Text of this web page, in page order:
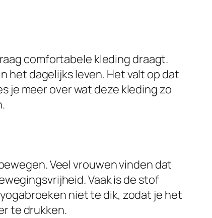
comfortabele kleding draagt.
het dagelijks leven. Het valt op dat
je meer over wat deze kleding zo
Veel vrouwen vinden dat
Vaak is de stof
niet te dik, zodat je het
te drukken.